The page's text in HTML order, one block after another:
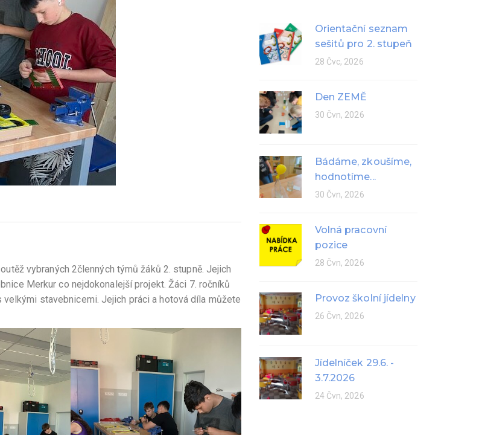
vybraných 2členných týmů žáků 2. stupně. Jejich
Merkur co nejdokonalejší projekt. Žáci 7. ročníků
stavebnicemi. Jejich práci a hotová díla můžete
Orientační seznam
sešitů pro 2. stupeň
28 Čvc, 2026
Den ZEMĚ
30 Čvn, 2026
Bádáme, zkoušíme,
hodnotíme...
30 Čvn, 2026
Volná pracovní
pozice
28 Čvn, 2026
Provoz školní jídelny
26 Čvn, 2026
Jídelníček 29.6. -
3.7.2026
24 Čvn, 2026